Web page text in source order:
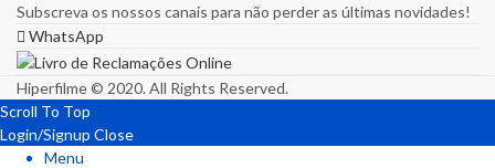
Subscreva os nossos canais para não perder as últimas novidades!
WhatsApp
Hiperfilme © 2020. All Rights Reserved.
Scroll To Top
Login/Signup Close
Menu